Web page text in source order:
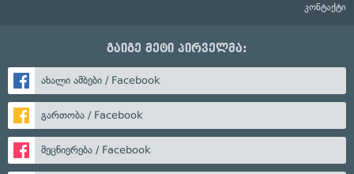
კონტაქტი
გაიგე მეტი პირველმა:
ახალი ამბები / Facebook
გართობა / Facebook
მეცნიერება / Facebook